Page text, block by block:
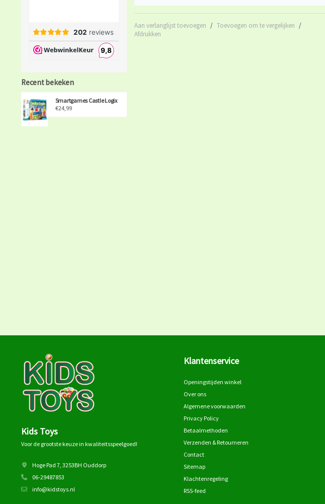
Recent bekeken
Smartgames Castle Logix
€24,99
Aan verlanglijst toevoegen / Toevoegen om te vergelijken /
Afdrukken
Kids Toys
Voor de grootste keuze in kwaliteitsspeelgoed!
Hoge Pad 7, 3253BH Ouddorp
06-29487853
info@kidstoys.nl
Klantenservice
Openingstijden winkel
Over ons
Algemene voorwaarden
Privacy Policy
Betaalmethoden
Verzenden & Retourneren
Contact
Sitemap
Klachtenregeling
RSS-feed